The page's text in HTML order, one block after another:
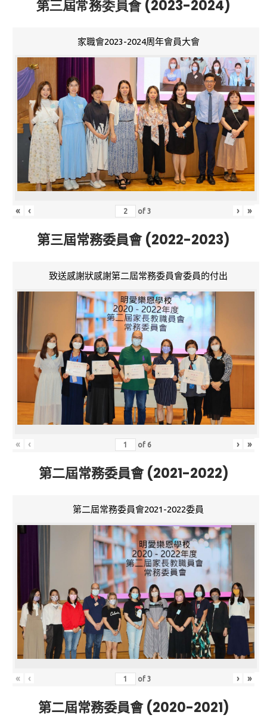
第三屆常務委員會 (2023-2024)
家職會2023-2024周年會員大會
« ‹ of3 › »
第三屆常務委員會 (2022-2023)
致送感謝狀感謝第二屆常務委員會委員的付出
« ‹ of 6 › »
第二屆常務委員會 (2021-2022)
第二屆常務委員會2021-2022委員
« ‹ of3 › »
第二屆常務委員會 (2020-2021)